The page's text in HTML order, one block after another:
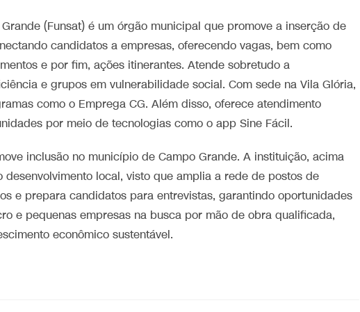
(Funsat) é um órgão municipal que promove a inserção de
candidatos a empresas, oferecendo vagas, bem como
e por fim, ações itinerantes. Atende sobretudo a
e grupos em vulnerabilidade social. Com sede na Vila Glória,
como o Emprega CG. Além disso, oferece atendimento
por meio de tecnologias como o app Sine Fácil.
inclusão no município de Campo Grande. A instituição, acima
local, visto que amplia a rede de postos de
e prepara candidatos para entrevistas, garantindo oportunidades
e pequenas empresas na busca por mão de obra qualificada,
econômico sustentável.